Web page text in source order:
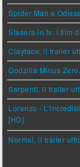
Spider Man e
Stasera in tv: i film
Clayface, il trailer
Godzilla Minus
Serpenti, il trailer
Lorenzo -
[HD]
Normal, il trailer